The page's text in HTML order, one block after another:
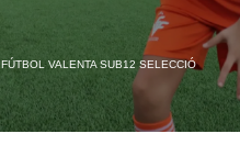
FÚTBOL VALENTA SUB12 SELECCIÓ